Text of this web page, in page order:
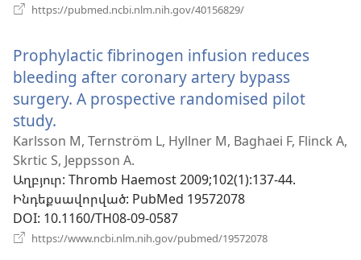
https://pubmed.ncbi.nlm.nih.gov/40156829/
պատուհան)
Prophylactic fibrinogen infusion reduces
bleeding after coronary artery bypass
surgery. A prospective randomised pilot
study.
է
նոր
պատուհան)
Karlsson M, Ternström L, Hyllner M, Baghaei F, Flinck A,
Skrtic S, Jeppsson A.
Աղբյուր‎: Thromb Haemost 2009;102(1):137-44.
Ինդեքսավորված‎: PubMed 19572078
DOI‎: 10.1160/TH08-09-0587
https://www.ncbi.nlm.nih.gov/pubmed/19572078